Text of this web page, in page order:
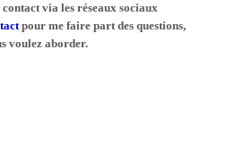
contact via les réseaux sociaux
pour me faire part des questions,
voulez aborder.